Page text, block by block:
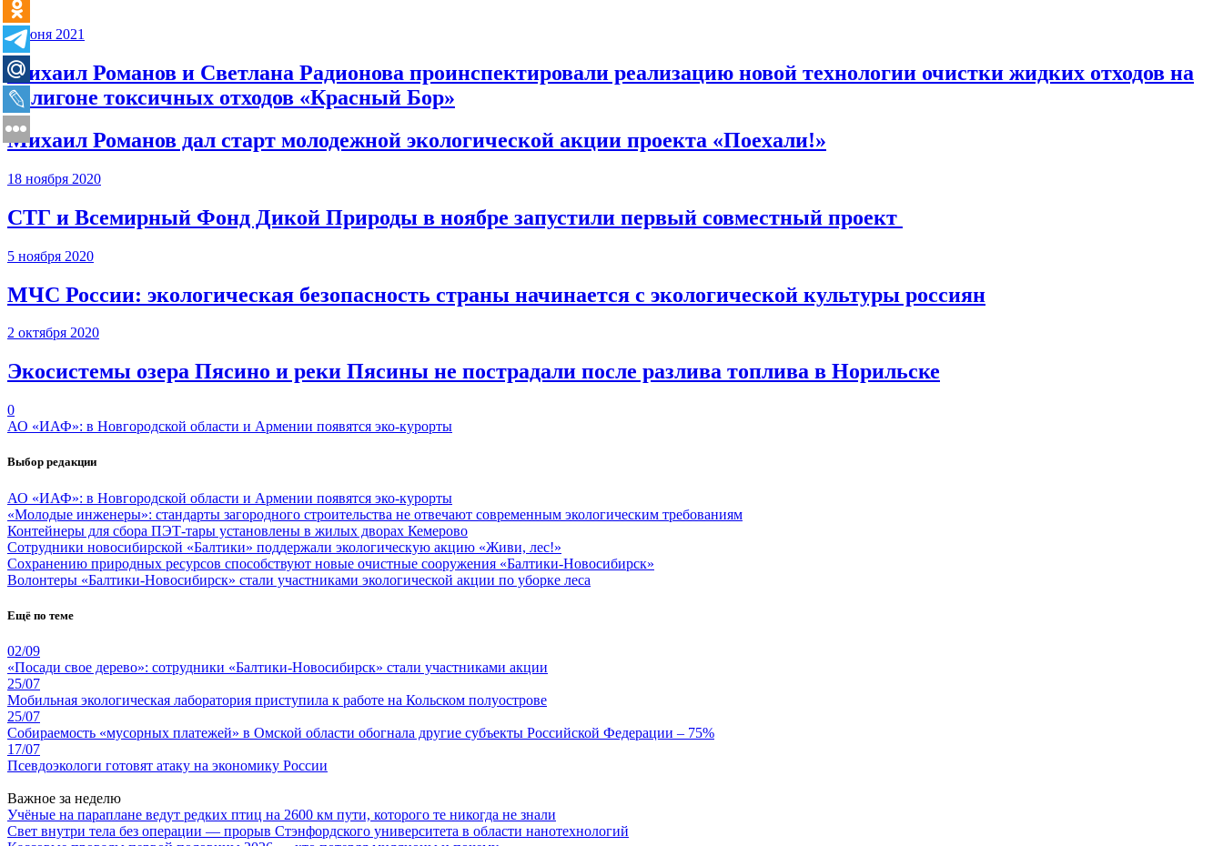
1 июня 2021
Михаил Романов и Светлана Радионова проинспектировали реализацию новой технологии очистки жидких отходов на
полигоне токсичных отходов «Красный Бор»
Михаил Романов дал старт молодежной экологической акции проекта «Поехали!»
18 ноября 2020
СТГ и Всемирный Фонд Дикой Природы в ноябре запустили первый совместный проект
5 ноября 2020
МЧС России: экологическая безопасность страны начинается с экологической культуры россиян
2 октября 2020
Экосистемы озера Пясино и реки Пясины не пострадали после разлива топлива в Норильске
0
АО «ИАФ»: в Новгородской области и Армении появятся эко-курорты
Выбор редакции
АО «ИАФ»: в Новгородской области и Армении появятся эко-курорты
«Молодые инженеры»: стандарты загородного строительства не отвечают современным экологическим требованиям
Контейнеры для сбора ПЭТ-тары установлены в жилых дворах Кемерово
Сотрудники новосибирской «Балтики» поддержали экологическую акцию «Живи, лес!»
Сохранению природных ресурсов способствуют новые очистные сооружения «Балтики-Новосибирск»
Волонтеры «Балтики-Новосибирск» стали участниками экологической акции по уборке леса
Ещё по теме
02/09
«Посади свое дерево»: сотрудники «Балтики-Новосибирск» стали участниками акции
25/07
Мобильная экологическая лаборатория приступила к работе на Кольском полуострове
25/07
Собираемость «мусорных платежей» в Омской области обогнала другие субъекты Российской Федерации – 75%
17/07
Псевдоэкологи готовят атаку на экономику России
Важное за неделю
Учёные на параплане ведут редких птиц на 2600 км пути, которого те никогда не знали
Свет внутри тела без операции — прорыв Стэнфордского университета в области нанотехнологий